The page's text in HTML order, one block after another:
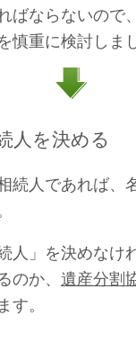
ばならないので
慎重に検討しま
人を決める
続人であれば、
人」を決めなけ
のか、 遺産分割
す。